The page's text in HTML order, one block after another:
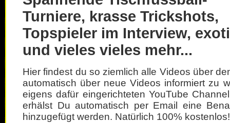
Turniere, krasse Trickshots,
Topspieler im Interview,
und vieles vieles mehr...
Hier findest du so ziemlich alle Videos über
automatisch über neue Videos informiert zu
eigens dafür eingerichteten YouTube
erhälst Du automatisch per Email eine
hinzugefügt werden. Natürlich 100% kostenlos!